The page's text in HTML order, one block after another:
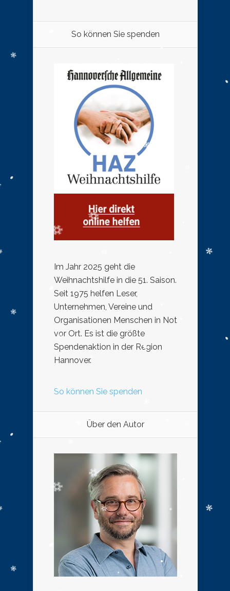
So können Sie spenden
Im Jahr 2025 geht die
Weihnachtshilfe in die 51. Saison.
Seit 1975 helfen Leser,
Unternehmen, Vereine und
Organisationen Menschen in Not
vor Ort. Es ist die größte
Spendenaktion in der Region
Hannover.
So können Sie spenden
Über den Autor